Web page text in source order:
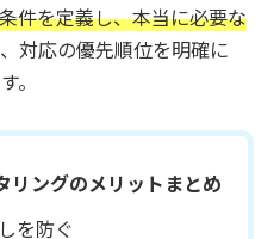
件を定義し、本当に必要な
対応の優先順位を明確に
。
リングのメリットまとめ
を防ぐ